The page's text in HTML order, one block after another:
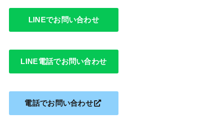
LINEでお問い合わせ
LINE電話でお問い合わせ
電話でお問い合わせ